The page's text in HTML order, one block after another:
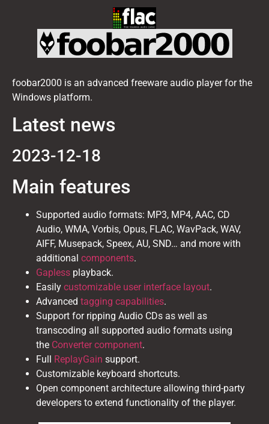
foobar2000 is an advanced freeware audio player for the
Windows platform.
Latest news
2023-12-18
Main features
Supported audio formats: MP3, MP4, AAC, CD
Audio, WMA, Vorbis, Opus, FLAC, WavPack, WAV,
AIFF, Musepack, Speex, AU, SND… and more with
additional components.
Gapless playback.
Easily customizable user interface layout.
Advanced tagging capabilities.
Support for ripping Audio CDs as well as
transcoding all supported audio formats using
the Converter component.
Full
ReplayGain support.
Customizable keyboard shortcuts.
Open component architecture allowing third-party
developers to extend functionality of the player.